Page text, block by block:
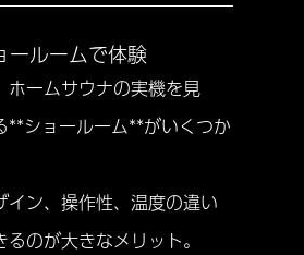
ールームで体験
ホームサウナの実機を見
**ショールーム**がいくつか
イン、操作性、温度の違い
のが大きなメリット。